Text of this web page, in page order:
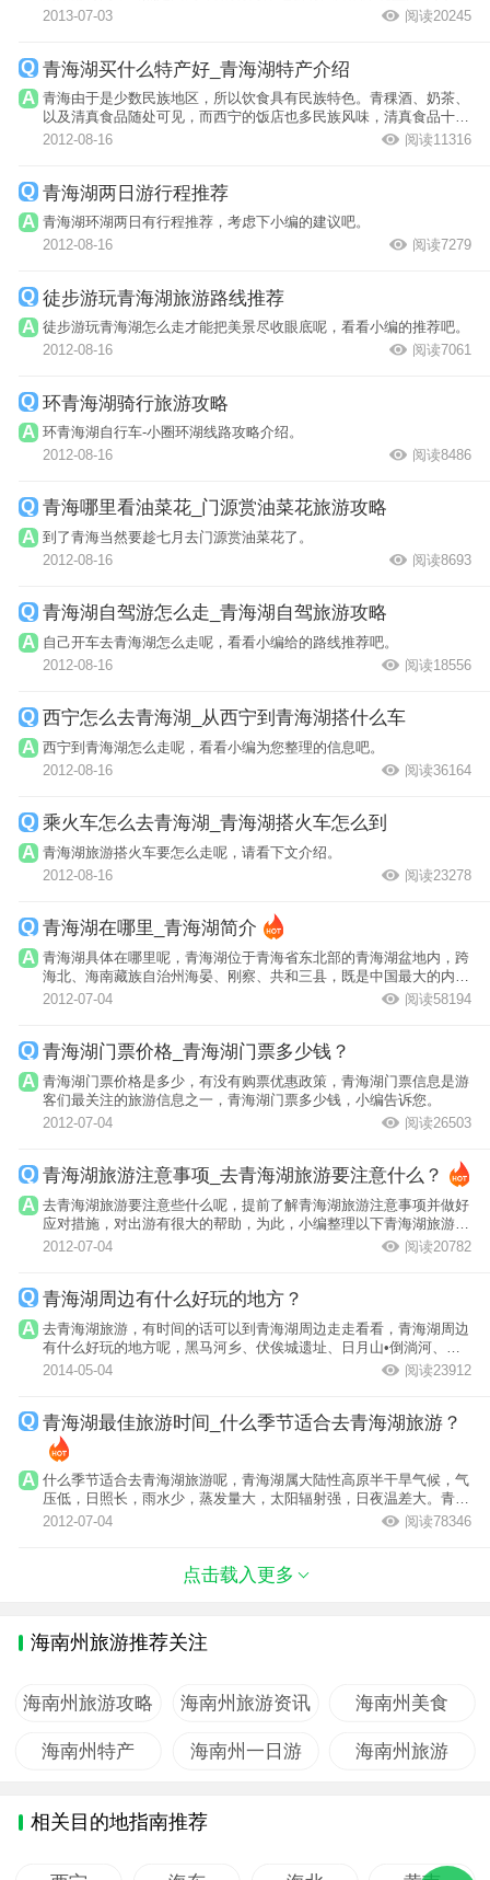
的花海和一望...
2013-07-03 阅读20245
青海湖买什么特产好_青海湖特产介绍
青海由于是少数民族地区，所以饮食具有民族特色。青稞酒、奶茶、
以及清真食品随处可见，而西宁的饭店也多民族风味，清真食品十分
美味。在青...
2012-08-16 阅读11316
青海湖两日游行程推荐
青海湖环湖两日有行程推荐，考虑下小编的建议吧。
2012-08-16
阅读7279
徒步游玩青海湖旅游路线推荐
徒步游玩青海湖怎么走才能把美景尽收眼底呢，看看小编的推荐吧。
2012-08-16
阅读7061
环青海湖骑行旅游攻略
环青海湖自行车-小圈环湖线路攻略介绍。
2012-08-16
阅读8486
青海哪里看油菜花_门源赏油菜花旅游攻略
到了青海当然要趁七月去门源赏油菜花了。
2012-08-16
阅读8693
青海湖自驾游怎么走_青海湖自驾旅游攻略
自己开车去青海湖怎么走呢，看看小编给的路线推荐吧。
2012-08-16
阅读18556
西宁怎么去青海湖_从西宁到青海湖搭什么车
西宁到青海湖怎么走呢，看看小编为您整理的信息吧。
2012-08-16
阅读36164
乘火车怎么去青海湖_青海湖搭火车怎么到
青海湖旅游搭火车要怎么走呢，请看下文介绍。
2012-08-16
阅读23278
青海湖在哪里_青海湖简介
青海湖具体在哪里呢，青海湖位于青海省东北部的青海湖盆地内，跨
海北、海南藏族自治州海晏、刚察、共和三县，既是中国最大的内陆
湖泊，也是...
2012-07-04 阅读58194
青海湖门票价格_青海湖门票多少钱？
青海湖门票价格是多少，有没有购票优惠政策，青海湖门票信息是游
客们最关注的旅游信息之一，青海湖门票多少钱，小编告诉您。
2012-07-04
阅读26503
青海湖旅游注意事项_去青海湖旅游要注意什么？
去青海湖旅游要注意些什么呢，提前了解青海湖旅游注意事项并做好
应对措施，对出游有很大的帮助，为此，小编整理以下青海湖旅游注
意事项为游...
2012-07-04 阅读20782
青海湖周边有什么好玩的地方？
去青海湖旅游，有时间的话可以到青海湖周边走走看看，青海湖周边
有什么好玩的地方呢，黑马河乡、伏俟城遗址、日月山•倒淌河、西
海镇...
2014-05-04 阅读23912
青海湖最佳旅游时间_什么季节适合去青海湖旅游？
什么季节适合去青海湖旅游呢，青海湖属大陆性高原半干旱气候，气
压低，日照长，雨水少，蒸发量大，太阳辐射强，日夜温差大。青海
湖一年四季...
2012-07-04 阅读78346
点击载入更多
海南州旅游推荐关注
海南州旅游攻略 海南州旅游资讯 海南州美食
海南州特产 海南州一日游 海南州旅游
相关目的地指南推荐